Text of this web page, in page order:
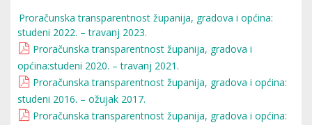
Proračunska transparentnost županija, gradova i općina:
studeni 2022. – travanj 2023.
Proračunska transparentnost županija, gradova i
općina:studeni 2020. – travanj 2021.
Proračunska transparentnost županija, gradova i općina:
studeni 2016. – ožujak 2017.
Proračunska transparentnost županija, gradova i općina: